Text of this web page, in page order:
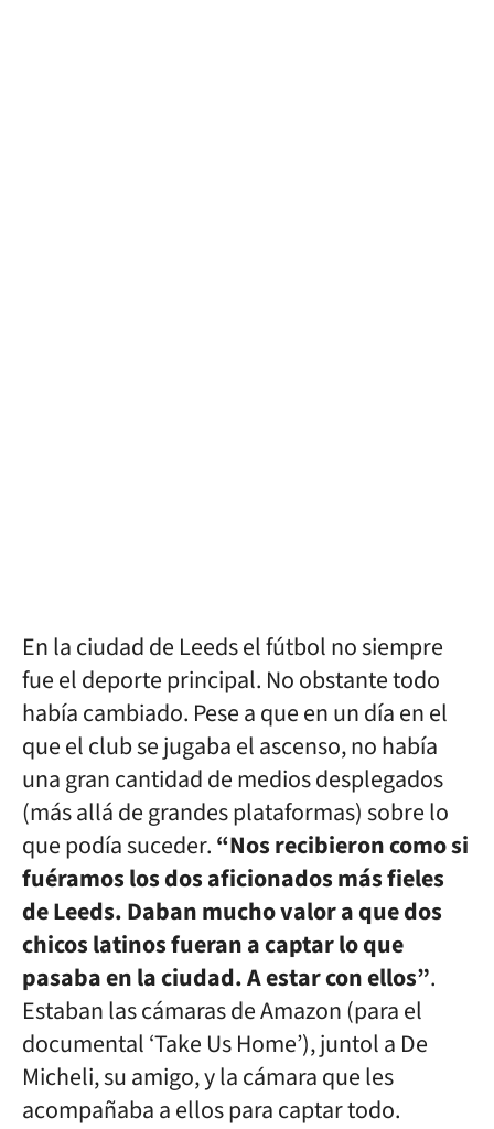
En la ciudad de Leeds el fútbol no siempre
fue el deporte principal. No obstante todo
había cambiado. Pese a que en un día en el
que el club se jugaba el ascenso, no había
una gran cantidad de medios desplegados
(más allá de grandes plataformas) sobre lo
que podía suceder.“Nos recibieron como si
fuéramos los dos aficionados más fieles
de Leeds. Daban mucho valor a que dos
chicos latinos fueran a captar lo que
pasaba en la ciudad. A estar con ellos”.
Estaban las cámaras de Amazon (para el
documental ‘Take Us Home’), juntol a De
Micheli, su amigo, y la cámara que les
acompañaba a ellos para captar todo.